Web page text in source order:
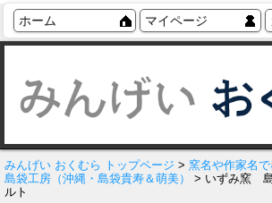
ホーム マイページ
みんげい おくむら トップページ > 窯名や作家名
島袋工房（沖縄・島袋貴寿＆萌美）
> いずみ窯
ルト